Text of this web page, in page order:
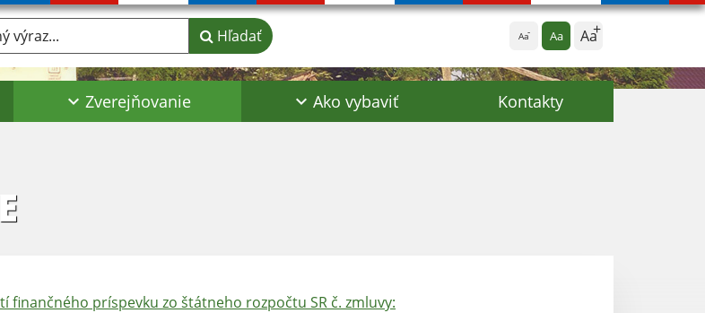
Aa Aa Aa
Hľadať
Zverejňovanie Ako vybaviť Kontakty
finančného príspevku zo štátneho rozpočtu SR č. zmluvy: